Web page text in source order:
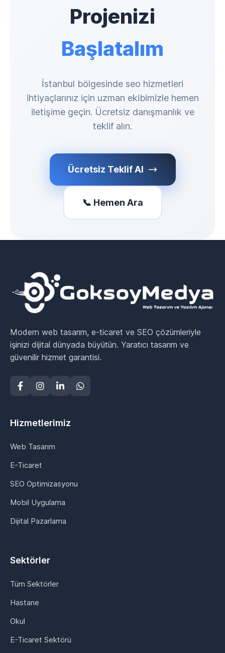
Projenizi
Başlatalım
İstanbul bölgesinde seo hizmetleri
ihtiyaçlarınız için uzman ekibimizle hemen
iletişime geçin. Ücretsiz danışmanlık ve
teklif alın.
Ücretsiz Teklif Al
📞 Hemen Ara
Modern web tasarım, e-ticaret ve SEO çözümleriyle
işinizi dijital dünyada büyütün. Yaratıcı tasarım ve
güvenilir hizmet garantisi.
Hizmetlerimiz
Web Tasarım
E-Ticaret
SEO Optimizasyonu
Mobil Uygulama
Dijital Pazarlama
Sektörler
Tüm Sektörler
Hastane
Okul
E-Ticaret Sektörü